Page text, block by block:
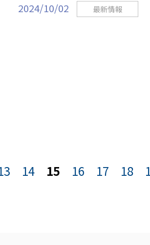
2024/10/02 最新情報
14 15 16 17 18